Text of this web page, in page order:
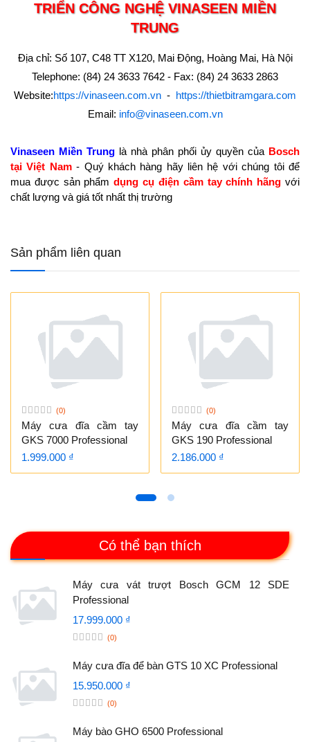
Có thể bạn thích
Máy cưa vát trượt Bosch GCM 12 SDE
Professional
17.999.000 ₫
(0)
Máy cưa đĩa để bàn GTS 10 XC Professional
15.950.000 ₫
(0)
Máy bào GHO 6500 Professional
TRIỂN CÔNG NGHỆ VINASEEN MIỀN
TRUNG
Địa chỉ: Số 107, C48 TT X120, Mai Động, Hoàng Mai, Hà Nội
Telephone: (84) 24 3633 7642 - Fax: (84) 24 3633 2863
Website:https://vinaseen.com.vn - https://thietbitramgara.com
Email: info@vinaseen.com.vn
Vinaseen Miền Trung là nhà phân phối ủy quyền của Bosch
tại Việt Nam- Quý khách hàng hãy liên hệ với chúng tôi để
mua được sản phẩm dụng cụ điện cầm tay chính hãng với
chất lượng và giá tốt nhất thị trường
Sản phẩm liên quan
(0)
Máy cưa đĩa cầm tay
GKS 7000 Professional
1.999.000 ₫
(0)
Máy cưa đĩa cầm tay
GKS 190 Professional
2.186.000 ₫